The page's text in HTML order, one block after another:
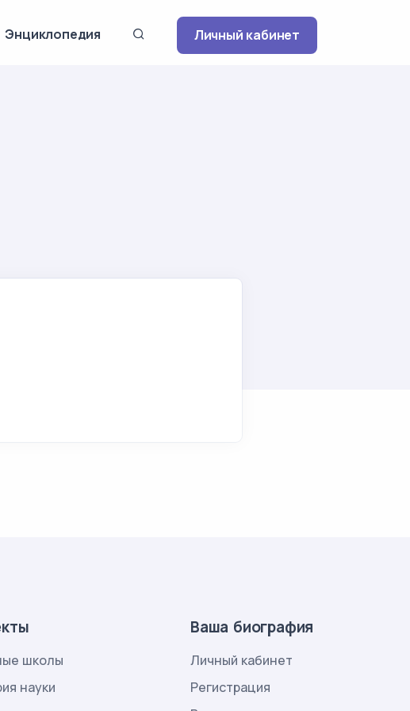
Энциклопедия Личный кабинет
школы
науки
Ваша биография
Личный кабинет
Регистрация